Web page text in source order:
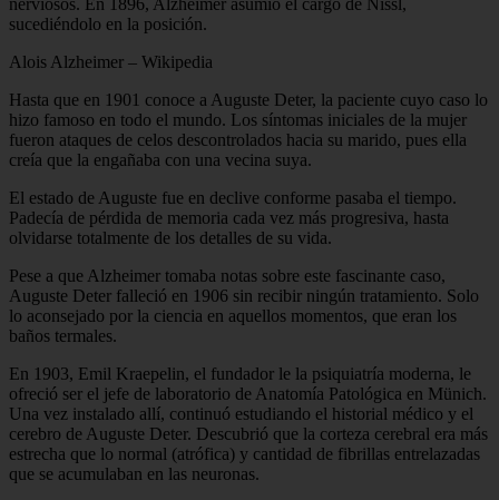
sucediéndolo en la posición.
Alois Alzheimer – Wikipedia
Hasta que en 1901 conoce a Auguste Deter, la paciente cuyo caso lo
hizo famoso en todo el mundo. Los síntomas iniciales de la mujer
fueron ataques de celos descontrolados hacia su marido, pues ella
creía que la engañaba con una vecina suya.
El estado de Auguste fue en declive conforme pasaba el tiempo.
Padecía de pérdida de memoria cada vez más progresiva, hasta
olvidarse totalmente de los detalles de su vida.
Pese a que Alzheimer tomaba notas sobre este fascinante caso,
Auguste Deter falleció en 1906 sin recibir ningún tratamiento. Solo
lo aconsejado por la ciencia en aquellos momentos, que eran los
baños termales.
En 1903, Emil Kraepelin, el fundador le la psiquiatría moderna, le
ofreció ser el jefe de laboratorio de Anatomía Patológica en Münich.
Una vez instalado allí, continuó estudiando el historial médico y el
cerebro de Auguste Deter. Descubrió que la corteza cerebral era más
estrecha que lo normal (atrófica) y cantidad de fibrillas entrelazadas
que se acumulaban en las neuronas.